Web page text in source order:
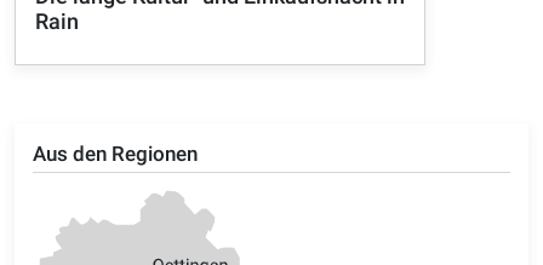
Aus den Regionen
Rain